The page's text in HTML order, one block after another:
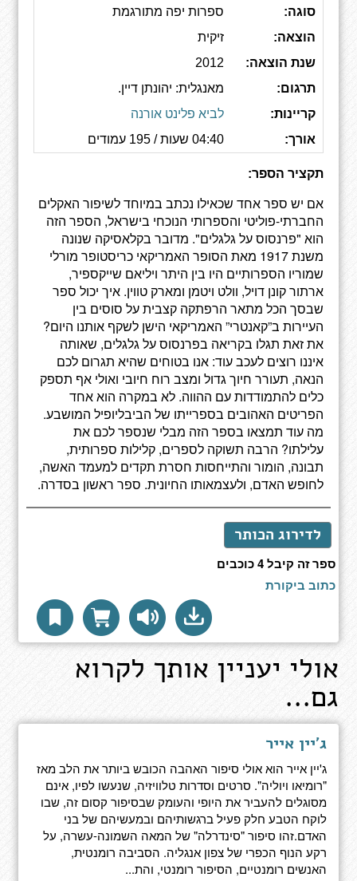
סוגה:
ספרות יפה מתורגמת
הוצאה:
זיקית
שנת הוצאה:
2012
תרגום:
מאנגלית: יהונתן דיין.
קריינות:
לביא פלינט אורנה
אורך:
04:40 שעות / 195 עמודים
תקציר הספר:
אם יש ספר אחד שכאילו נכתב במיוחד לשיפור האקלים
החברתי-פוליטי והספרותי הנוכחי בישראל, הספר הזה
הוא "פרנסוס על גלגלים". מדובר בקלאסיקה שנונה
משנת 1917 מאת הסופר האמריקאי כריסטופר מורלי
שמוריו הספרותיים היו בין היתר ויליאם שייקספיר,
ארתור קונן דויל, וולט ויטמן ומארק טווין. איך יכול ספר
שבסך הכל מתאר הרפתקה קצבית על סוסים בין
העיירות ב”קאנטרי” האמריקאי הישן לשקף אותנו היום?
את זאת תגלו בקריאה בפרנסוס על גלגלים, שאותה
איננו רוצים לעכב עוד: אנו בטוחים שהיא תגרום לכם
הנאה, תעורר חיוך גדול ומצב רוח חיובי ואולי אף תספק
כלים להתמודדות עם ההווה. לא במקרה הוא אחד
הפריטים האהובים בספרייתו של הביבליופיל המושבע.
מה עוד תמצאו בספר הזה מבלי שנספר לכם את
עלילתו? הרבה תשוקה לספרים, קלילות ספרותית,
תבונה, הומור והתייחסות חסרת תקדים למעמד האשה,
לחופש האדם, ולעצמאותו החיונית. ספר ראשון בסדרה.
לדירוג הכותר
ספר זה קיבל 4 כוכבים
כתוב ביקורת
אולי יעניין אותך לקרוא
גם...
ג'יין אייר
ג'יין אייר הוא אולי סיפור האהבה הכובש ביותר את הלב מאז
"רומיאו ויוליה". סרטים וסדרות טלוויזיה, שנעשו לפיו, אינם
מסוגלים להעביר את היופי והעומק שבסיפור קסום זה, שבו
לוקח הטבע חלק פעיל ברגשותיהם ובמעשיהם של בני
האדם.זהו סיפור "סינדרלה" של המאה השמונה-עשרה, על
רקע הנוף הכפרי של צפון אנגליה. הסביבה רומנטית,
האנשים רומנטיים, הסיפור רומנטי, והת...